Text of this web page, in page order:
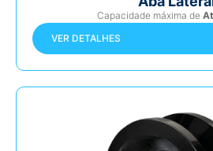
Capacidade máxima de
VER DETALHES